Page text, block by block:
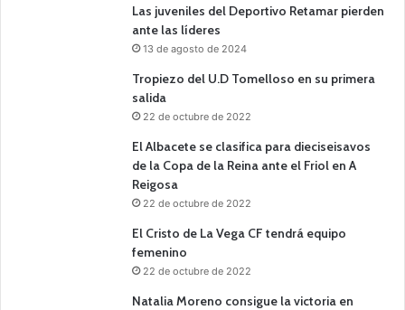
Las juveniles del Deportivo Retamar pierden
ante las líderes
13 de agosto de 2024
Tropiezo del U.D Tomelloso en su primera
salida
22 de octubre de 2022
El Albacete se clasifica para dieciseisavos
de la Copa de la Reina ante el Friol en A
Reigosa
22 de octubre de 2022
El Cristo de La Vega CF tendrá equipo
femenino
22 de octubre de 2022
Natalia Moreno consigue la victoria en